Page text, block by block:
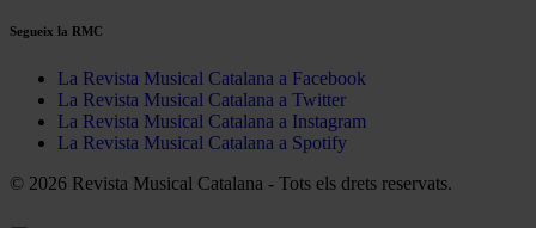
Segueix la RMC
La Revista Musical Catalana a Facebook
La Revista Musical Catalana a Twitter
La Revista Musical Catalana a Instagram
La Revista Musical Catalana a Spotify
© 2026 Revista Musical Catalana - Tots els drets reservats.